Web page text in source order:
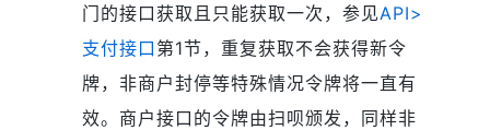
门的接口获取且只能获取一次，参见API>
支付接口 第1节，重复获取不会获得新令
牌，非商户封停等特殊情况令牌将一直有
效。商户接口的令牌由扫呗颁发，同样非